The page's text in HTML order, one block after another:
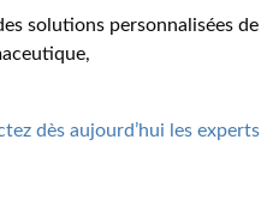
solutions personnalisées
dès aujourd’hui les